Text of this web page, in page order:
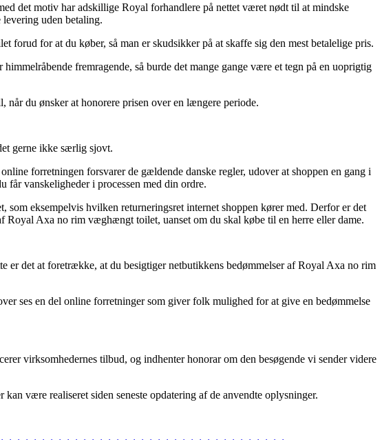
det motiv har adskillige Royal forhandlere på nettet været nødt til at mindske
uden betaling.
for at du køber, så man er skudsikker på at skaffe sig den mest betalelige pris.
fremragende, så burde det mange gange være et tegn på en uoprigtig
du ønsker at honorere prisen over en længere periode.
gerne ikke særlig sjovt.
forretningen forsvarer de gældende danske regler, udover at shoppen en gang i
får vanskeligheder i processen med din ordre.
eksempelvis hvilken returneringsret internet shoppen kører med. Derfor er det
Royal Axa no rim væghængt toilet, uanset om du skal købe til en herre eller dame.
er det at foretrække, at du besigtiger netbutikkens bedømmelser af Royal Axa no rim
ses en del online forretninger som giver folk mulighed for at give en bedømmelse
virksomhedernes tilbud, og indhenter honorar om den besøgende vi sender videre
være realiseret siden seneste opdatering af de anvendte oplysninger.